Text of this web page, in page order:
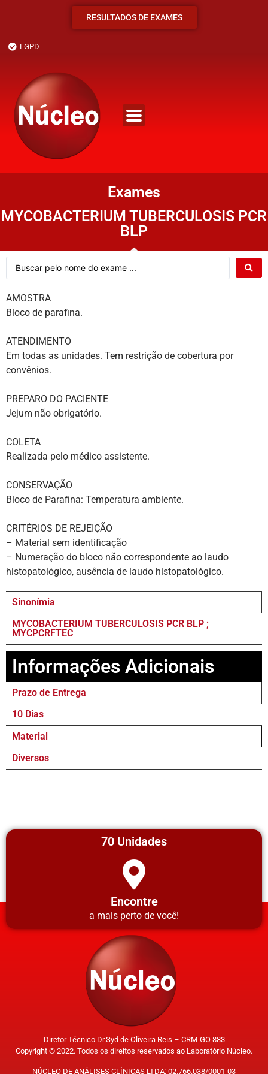
RESULTADOS DE EXAMES
LGPD
Exames
MYCOBACTERIUM TUBERCULOSIS PCR
BLP
AMOSTRA
Bloco de parafina.
ATENDIMENTO
Em todas as unidades. Tem restrição de cobertura por
convênios.
PREPARO DO PACIENTE
Jejum não obrigatório.
COLETA
Realizada pelo médico assistente.
CONSERVAÇÃO
Bloco de Parafina: Temperatura ambiente.
CRITÉRIOS DE REJEIÇÃO
– Material sem identificação
– Numeração do bloco não correspondente ao laudo
histopatológico, ausência de laudo histopatológico.
Sinonímia
MYCOBACTERIUM TUBERCULOSIS PCR BLP ;
MYCPCRFTEC
Informações Adicionais
Prazo de Entrega
10 Dias
Material
Diversos
70 Unidades
Encontre
a mais perto de você!
Diretor Técnico Dr.Syd de Oliveira Reis – CRM-GO 883
Copyright © 2022. Todos os direitos reservados ao Laboratório Núcleo.
NÚCLEO DE ANÁLISES CLÍNICAS LTDA: 02.766.038/0001-03